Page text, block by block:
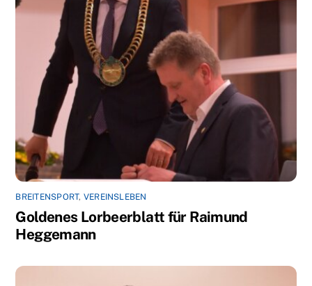
BREITENSPORT, VEREINSLEBEN
Goldenes Lorbeerblatt für Raimund
Heggemann